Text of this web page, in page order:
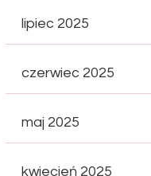
lipiec 2025
czerwiec 2025
maj 2025
kwiecień 2025